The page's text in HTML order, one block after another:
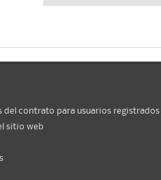
del contrato para usuarios registrados
sitio web